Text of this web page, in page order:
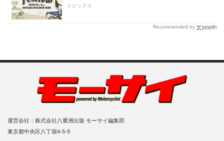
で実施！
トピックス
Recommended by
運営会社：株式会社八重洲出版 モーサイ編集部
東京都中央区八丁堀4-5-9